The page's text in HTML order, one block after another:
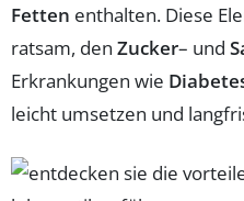
Fetten enthalten. Diese
ratsam, den Zucker– und
Erkrankungen wie
leicht umsetzen und